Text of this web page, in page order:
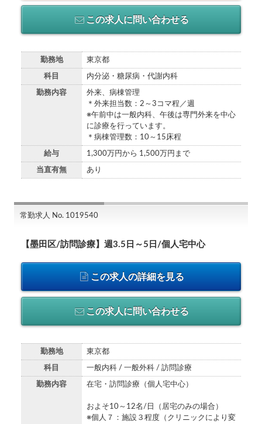
この求人に問い合わせる
勤務地 東京都
科目 内分泌・糖尿病・代謝内科
勤務内容
外来、病棟管理
＊外来担当数：2～3コマ程／週
※午前中は一般内科、午後は専門外来を中心
に診療を行っています。
＊病棟管理数：10～15床程
給与 1,300万円から 1,500万円まで
当直有無 あり
常勤求人 No. 1019540
【墨田区/訪問診療】週3.5日～5日/個人宅中心
この求人の詳細を見る
この求人に問い合わせる
勤務地 東京都
科目 一般内科 / 一般外科 / 訪問診療
勤務内容 在宅・訪問診療（個人宅中心）
およそ10～12名/日（居宅のみの場合）
※個人７：施設３程度（クリニックにより変